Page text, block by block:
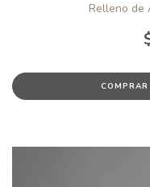
Relleno de
COMPRAR